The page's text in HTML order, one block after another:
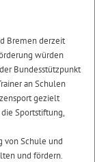
Bremen derzeit
würden
Bundesstützpunkt
an Schulen
gezielt
Sportstiftung,
von Schule und
und fördern.